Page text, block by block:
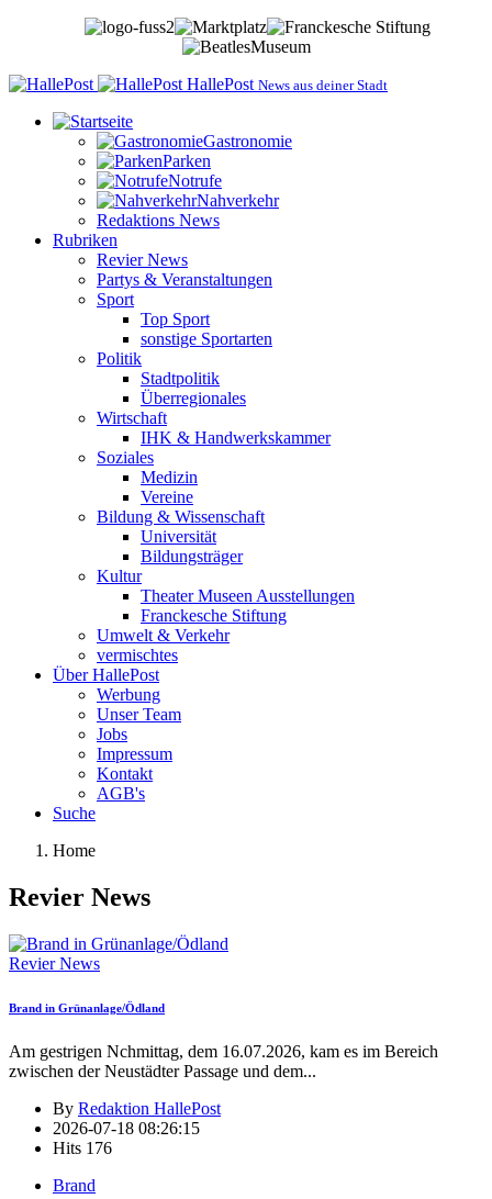
HallePost News aus deiner Stadt
Gastronomie
Parken
Notrufe
Nahverkehr
Redaktions News
Rubriken
Revier News
Partys & Veranstaltungen
Sport
Top Sport
sonstige Sportarten
Politik
Stadtpolitik
Überregionales
Wirtschaft
IHK & Handwerkskammer
Soziales
Medizin
Vereine
Bildung & Wissenschaft
Universität
Bildungsträger
Kultur
Theater Museen Ausstellungen
Franckesche Stiftung
Umwelt & Verkehr
vermischtes
Über HallePost
Werbung
Unser Team
Jobs
Impressum
Kontakt
AGB's
Suche
Home
Revier News
Revier News
Brand in Grünanlage/Ödland
Am gestrigen Nchmittag, dem 16.07.2026, kam es im Bereich
zwischen der Neustädter Passage und dem...
By Redaktion HallePost
2026-07-18 08:26:15
Hits 176
Brand